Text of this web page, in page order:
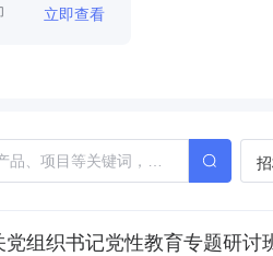
立即查看
组织书记党性教育专题研讨